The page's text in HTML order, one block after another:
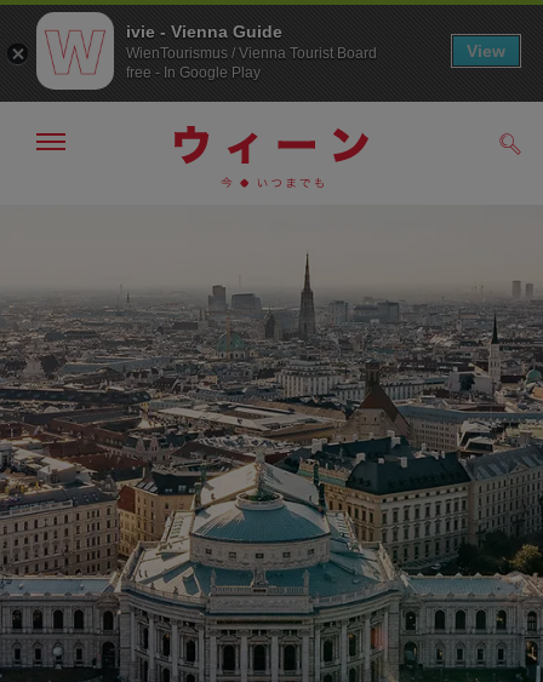
へ
ジ
の
ト
ッ
プ
へ
メ
非
表
示
ivie - Vienna Guide
WienTourismus / Vienna Tourist Board
free - In Google Play
View